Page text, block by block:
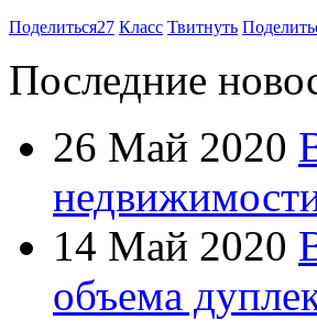
Поделиться27 Класс Твитнуть
Последние
26 Май 2020
14 Май 2020
объема